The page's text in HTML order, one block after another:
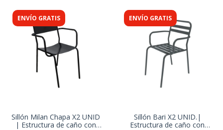
ENVÍO GRATIS
Sillón Milan Chapa X2 UNID
| Estructura de caño con
ENVÍO GRATIS
Sillón Bari X2 UNID.|
Estructura de caño con